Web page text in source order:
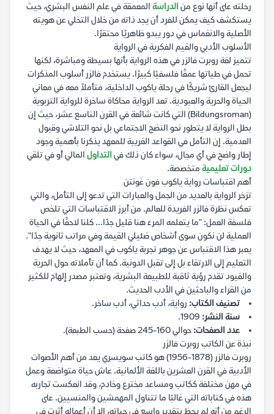
رحلته على أنها نوع منالدراسة المعمقة في علم النفس البشري، حيث
يستكشف كيف يمكن للفرد أن يجد ذاته من خلال التخلي عن هويته
الأصلية والانغماس في دور يبدو ظاهريًا محتقرًا.
الأسلوب الأدبي والقيم الفكرية في الرواية
تتميز لغة روبرت فالزر في هذه الرواية بأنها بسيطة ومباشرة، لكنها
تحمل في طياتها عمقًا فلسفيًا كبيرًا. يستخدم فالزر أسلوب المذكرات
ليجعل القارئ شريكًا في رحلة ياكوب الداخلية، متأملاً معه في معاني
الحياة والحرية والعبودية. تعد الرواية محاكاة ساخرة للرواية التربوية
(Bildungsroman) التي كانت شائعة في القرن التاسع عشر، حيث إن
بطل الرواية لا يتطور نحو النضج الاجتماعي بل نحو التلاشي وقبول
العدمية. إن التأمل في القواعد الغريبة للمعهد يذكرنا بأهمية وجود
إطار واضح في أي مجال، سواء كان ذلك فيالتداول المالي أو في تلقي
دورات تعليمية متخصصة.
أهم اقتباسات رواية ياكوب فون غونتن
تزخر الرواية بالعديد من الجمل والعبارات التي تدعو إلى التأمل، والتي
تعكس نظرة فالزر الفريدة للعالم. من أبرز الاقتباسات التي تلخص
فلسفة العمل: "ما يتعلمه المرء هنا قليل جدًا... كلنا لاحقًا في الحياة
العملية لن نكون سوى أشخاص ضئيلي القيمة وفي مراتب ثانوية جدًا".
يعبر هذا الاقتباس عن جوهر تجربة ياكوب في المعهد، حيث لا يهدف
التعليم إلى الارتقاء بل إلى تقبل الدونية. كما أن تأملاته حول الحرية
والقيود تقدم رؤية ثاقبة للطبيعة البشرية، وتعتبر مصدر إلهام للكثير
من القراء والباحثين في الأدب الحديث.
تصنيف الكتاب: رواية، أدب حداثي، أدب ساخر.
سنة النشر:
عدد الصفحات: حوالي 160-245 صفحة (حسب الطبعة).
نبذة عن الكاتب روبرت فالزر
روبرت فالزر (1878-1956) هو كاتب سويسري يعد من أهم الأصوات
الأدبية في القرن العشرين باللغة الألمانية. عاش حياة متواضعة وعمل
في مهن مختلفة ككاتب ومساعد مخترع وخادم، وقد انعكست تجاربه
هذه في كتاباته التي غالبًا ما تتناول المهمشين والمنسيين. على